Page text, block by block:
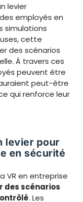
levier
employés en
simulations
cette
des scénarios
À travers ces
peuvent être
peut-être
qui renforce leur
levier pour
en sécurité
VR en entreprise
des scénarios
. Les